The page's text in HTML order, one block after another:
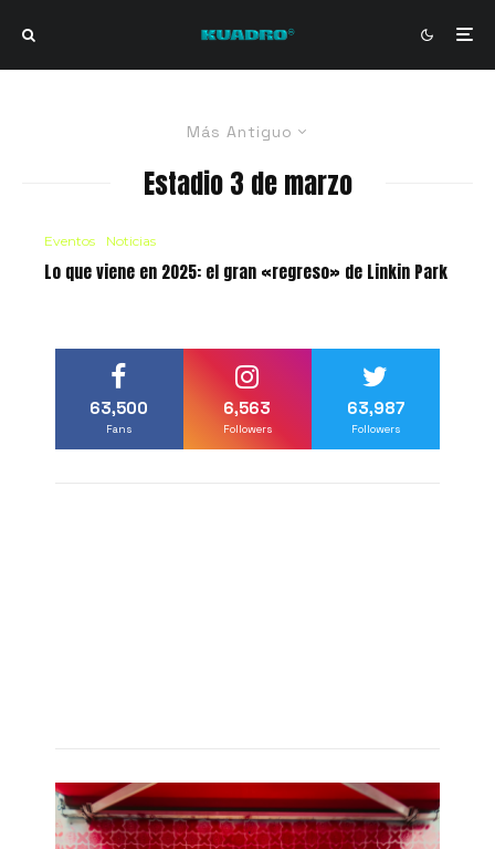
Más Antiguo
Estadio 3 de marzo
Eventos Noticias
Lo que viene en 2025: el gran «regreso» de Linkin Park
63,500
Fans
6,563
Followers
63,987
Followers